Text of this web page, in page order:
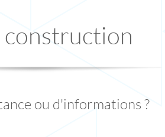
construction
ou d'informations ?